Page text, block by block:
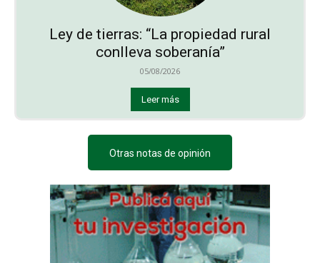
Ley de tierras: “La propiedad rural
conlleva soberanía”
05/08/2026
Leer más
Otras notas de opinión